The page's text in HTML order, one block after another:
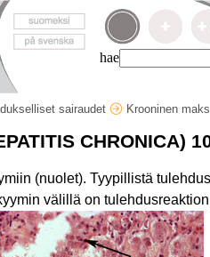
hae
sairaudet Krooninen
CHRONICA)
(nuolet). Tyypillistä
välillä on